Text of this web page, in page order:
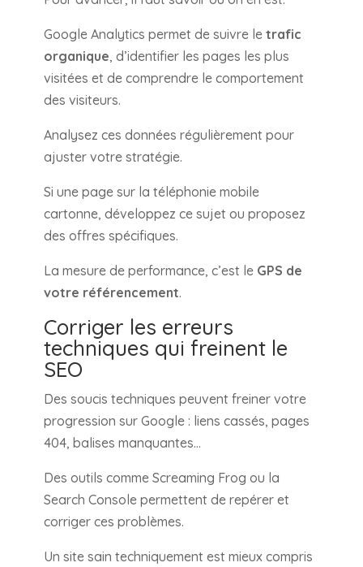
Google Analytics permet de suivre le trafic
organique, d’identifier les pages les plus
visitées et de comprendre le comportement
des visiteurs.
Analysez ces données régulièrement pour
ajuster votre stratégie.
Si une page sur la téléphonie mobile
cartonne, développez ce sujet ou proposez
des offres spécifiques.
La mesure de performance, c’est le GPS de
votre référencement.
Corriger les erreurs
techniques qui freinent le
SEO
Des soucis techniques peuvent freiner votre
progression sur Google : liens cassés, pages
404, balises manquantes…
Des outils comme Screaming Frog ou la
Search Console permettent de repérer et
corriger ces problèmes.
Un site sain techniquement est mieux compris